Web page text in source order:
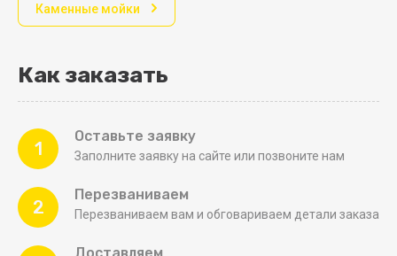
Каменные мойки
Как заказать
1
Оставьте заявку
Заполните заявку на сайте или позвоните нам
2
Перезваниваем
Перезваниваем вам и обговариваем детали заказа